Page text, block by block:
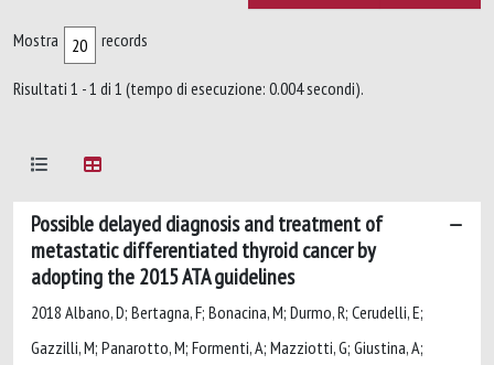
Mostra records
Risultati 1 - 1 di 1 (tempo di esecuzione: 0.004 secondi).
Possible delayed diagnosis and treatment of
metastatic differentiated thyroid cancer by
adopting the 2015 ATA guidelines
2018 Albano, D; Bertagna, F; Bonacina, M; Durmo, R; Cerudelli, E;
Gazzilli, M; Panarotto, M; Formenti, A; Mazziotti, G; Giustina, A;